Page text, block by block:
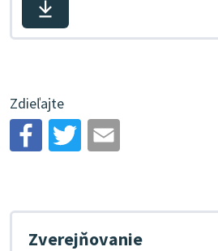
Zdieľajte
Zverejňovanie